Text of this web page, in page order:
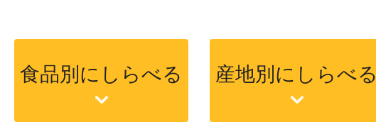
食品別にしらべる 産地別にしらべる